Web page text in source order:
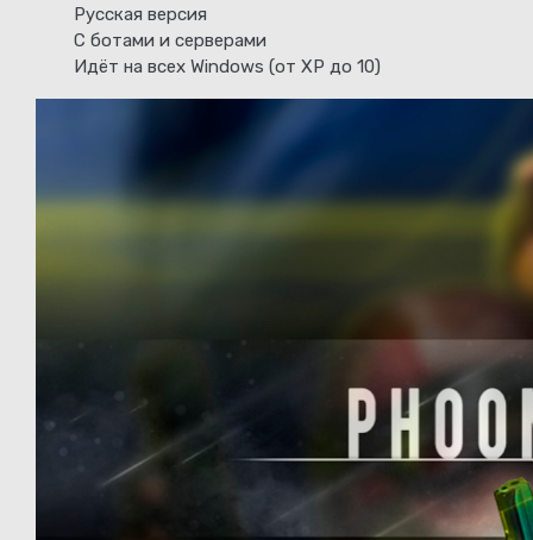
Русская версия
С ботами и серверами
Идёт на всех Windows (от XP до 10)